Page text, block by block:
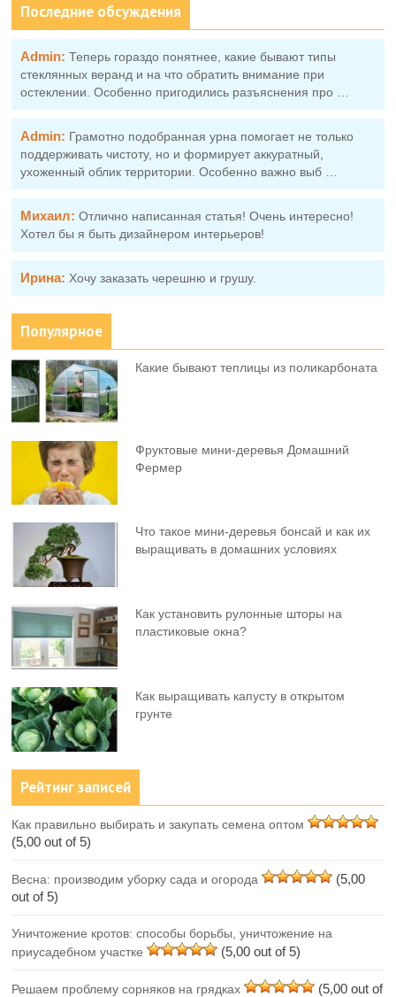
Последние обсуждения
Admin: Теперь гораздо понятнее, какие бывают типы
стеклянных веранд и на что обратить внимание при
остеклении. Особенно пригодились разъяснения про …
Admin: Грамотно подобранная урна помогает не только
поддерживать чистоту, но и формирует аккуратный,
ухоженный облик территории. Особенно важно выб …
Михаил: Отлично написанная статья! Очень интересно!
Хотел бы я быть дизайнером интерьеров!
Ирина: Хочу заказать черешню и грушу.
Популярное
Какие бывают теплицы из поликарбоната
Фруктовыe мини-деревья Домашний
Фермер
Что такое мини-деревья бонсай и как их
выращивать в домашних условиях
Как установить рулонные шторы на
пластиковые окна?
Как выращивать капусту в открытом
грунте
Рейтинг записей
Как правильно выбирать и закупать семена оптом
(5,00 out of 5)
Весна: производим уборку сада и огорода
(5,00
out of 5)
Уничтожение кротов: способы борьбы, уничтожение на
приусадебном участке
(5,00 out of 5)
Решаем проблему сорняков на грядках
(5,00 out of